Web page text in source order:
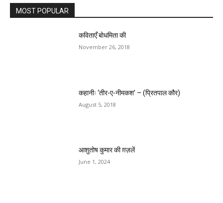
MOST POPULAR
कविताएँ बोधमिता की
November 26, 2018
कहानीः ‘तीर-ए-नीमकश’ – (प्रितपाल कौर)
August 5, 2018
आशुतोष कुमार की ग़ज़लें
June 1, 2024